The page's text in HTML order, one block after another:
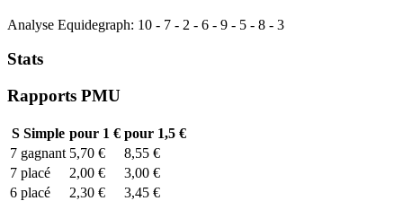
Analyse Equidegraph: 10 - 7 - 2 - 6 - 9 - 5 - 8 - 3
Stats
Rapports PMU
SSimple pour 1 € pour 1,5 €
7 gagnant 5,70 €
8,55 €
7 placé 2,00 €
3,00 €
6 placé 2,30 €
3,45 €